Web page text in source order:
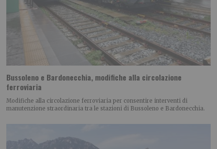
Bussoleno e Bardonecchia, modifiche alla circolazione
ferroviaria
Modifiche alla circolazione ferroviaria per consentire interventi di
manutenzione straordinaria tra le stazioni di Bussoleno e Bardonecchia.